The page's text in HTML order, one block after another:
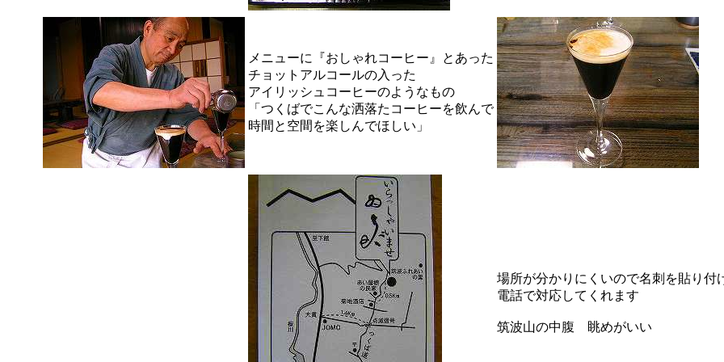
メニューに『おしゃれコーヒー』とあった
チョットアルコールの入った
アイリッシュコーヒーのようなもの
「つくばでこんな洒落たコーヒーを飲んで
時間と空間を楽しんでほしい」
場所が分かりにくいので名刺を貼り付
電話で対応してくれます
筑波山の中腹 眺めがいい